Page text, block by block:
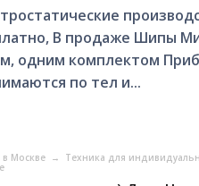
В продаже Шипы
одним комплектом
по тел и...
в Москве → Техника для